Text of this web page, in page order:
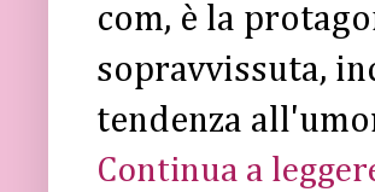
com, è la
sopravvissuta,
tendenza
Continua a